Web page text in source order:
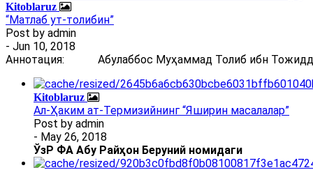
Kitoblaruz
“Матлаб ут-толибин”
Post by admin
- Jun 10, 2018
Аннотация: Абулаббос Муҳаммад Толиб ибн
Kitoblaruz
Ал-Ҳаким ат-Термизийнинг “Яширин масалалар”
Post by admin
- May 26, 2018
ЎзР ФА Абу Райҳон Беруний номидаги